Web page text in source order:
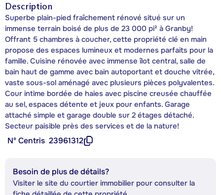
Description
Superbe plain-pied fraîchement rénové situé sur un
immense terrain boisé de plus de 23 000 pi² à Granby!
Offrant 5 chambres à coucher, cette propriété clé en main
propose des espaces lumineux et modernes parfaits pour la
famille. Cuisine rénovée avec immense îlot central, salle de
bain haut de gamme avec bain autoportant et douche vitrée,
vaste sous-sol aménagé avec plusieurs pièces polyvalentes.
Cour intime bordée de haies avec piscine creusée chauffée
au sel, espaces détente et jeux pour enfants. Garage
attaché simple et garage double sur 2 étages détaché.
Secteur paisible près des services et de la nature!
Nº Centris 23961312
Besoin de plus de détails?
Visiter le site du courtier immobilier pour consulter la